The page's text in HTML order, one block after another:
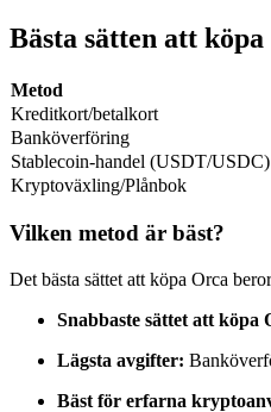
USDC Futures
Futures med USDC som
Bästa sätten att
Metod
Kreditkort/betalkort
Banköverföring
Stablecoin-handel (USDT/USDC)
Kryptoväxling/Plånbok
Vilken metod är bäst?
Det bästa sättet att köpa Orca
Snabbaste sättet att köpa
Lägsta avgifter:
Bäst för erfarna